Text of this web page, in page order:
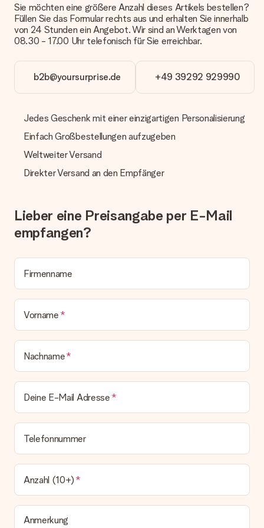
Geschenkkarte“ an. Klicke diese Option an, wenn du diese
Karte mitschicken möchtest. Auf diese Karte kannst du eine
persönliche Nachricht schreiben, sodass der Empfänger genau
weiß, von wem die Überraschung ist.
Wird mein Geschenk in Geschenkpapier geliefert?
Derzeit bieten wir (noch) keinen Einpackservice. Aber unsere
Geschenke werden in einer fröhlichen Versandverpackung
geliefert. Somit ist dein Geschenk automatisch zum
geschickt werden.
Lieferzeit, Lieferoptionen und Versandkosten
Kann ich ein Lieferdatum wählen?
Bedauerlicherweise ist es momentan (noch) nicht möglich, das
Wie lange dauert die Lieferzeit und wann werde ich mein
Geschenk erhalten?
Die aktuelle Lieferzeit steht jeweils auf der Produktseite bei
eine fristgerechte Lieferung durch unsere Lieferdienste
erfolgt.
Welche Lieferoptionen stehen zur Verfügung?
Derzeit können wir (noch) keine verschiedenen Lieferoptionen
anbieten. Das Geschenk, das bestellt wird, wird als Paket oder
Kundenservice.
Zahlung
Wie kann ich meine Bestellung bezahlen?
Wir bieten die folgenden Zahlungsoptionen an: Vorauskasse
mit normaler Überweisung, Sofortüberweisung, Paypal,
Kreditkarte oder auf Rechnung über Klarna. Bei einer
manuellen Überweisung verlängert sich die Lieferzeit des
Geschenks jedoch um 3 Werktage.
Geschenk empfangen
Was, wenn das Geschenk meine Erwartungen nicht
erfüllt?
Sollte das Geschenk wider Erwarten deine Erwartungen nicht
erfüllen, bitten wir dich, unseren Kundenservice zu
Sie möchten eine größere Anzahl dieses Artikels bestellen?
Füllen Sie das Formular rechts aus und erhalten Sie innerhalb
von 24 Stunden ein Angebot. Wir sind an Werktagen von
08.30 - 17.00 Uhr telefonisch für Sie erreichbar.
b2b@yoursurprise.de +49 39292 929990
Jedes Geschenk mit einer einzigartigen Personalisierung
Einfach Großbestellungen aufzugeben
Weltweiter Versand
Direkter Versand an den Empfänger
Lieber eine Preisangabe per E-Mail
empfangen?
Firmenname
Vorname
Nachname
Deine E-Mail Adresse
Telefonnummer
Anzahl (10+)
Anmerkung